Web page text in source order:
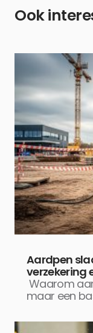
Ook
Aardpen
verzekering
Waarom
maar een